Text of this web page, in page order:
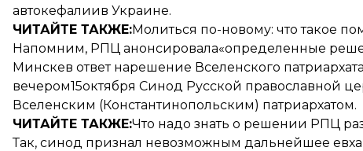
автокефалиив Украине.
ЧИТАЙТЕ ТАКЖЕ:Молиться по-новому: что такое
Напомним, РПЦ анонсировала«определенные
Минскев ответ нарешение Вселенского
вечером15октября Синод Русской православной
Вселенским (Константинопольским) патриархатом.
ЧИТАЙТЕ ТАКЖЕ:Что надо знать о решении РПЦ
Так, синод признал невозможным дальнейшее